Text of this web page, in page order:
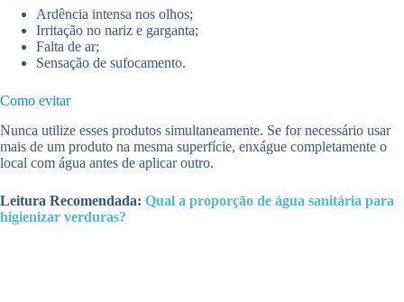
Ardência intensa nos olhos;
Irritação no nariz e garganta;
Falta de ar;
Sensação de sufocamento.
Como evitar
Nunca utilize esses produtos simultaneamente. Se for necessário usar
mais de um produto na mesma superfície, enxágue completamente o
local com água antes de aplicar outro.
Leitura Recomendada: Qual a proporção de água sanitária para
higienizar verduras?